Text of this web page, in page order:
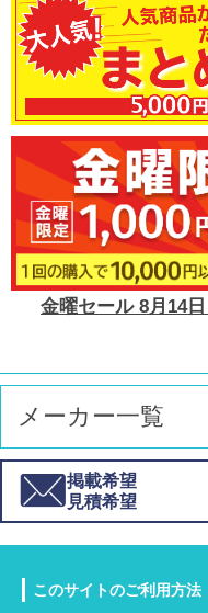
金曜セール 8月14
メーカー一覧
掲載希望
見積希望
このサイトのご利用方法